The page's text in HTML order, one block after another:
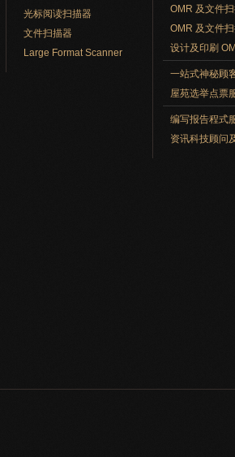
光标阅读扫描器
文件扫描器
Large Format Scanner
OMR 及文件
OMR 及文件
设计及印刷
一站式神秘顾
屋苑选举点票
编写报告程式
资讯科技顾问